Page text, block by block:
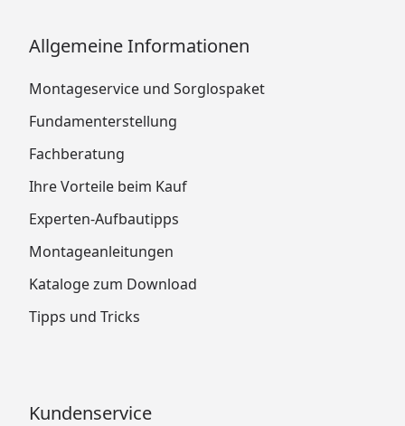
Allgemeine Informationen
Montageservice und Sorglospaket
Fundamenterstellung
Fachberatung
Ihre Vorteile beim Kauf
Experten-Aufbautipps
Montageanleitungen
Kataloge zum Download
Tipps und Tricks
Kundenservice